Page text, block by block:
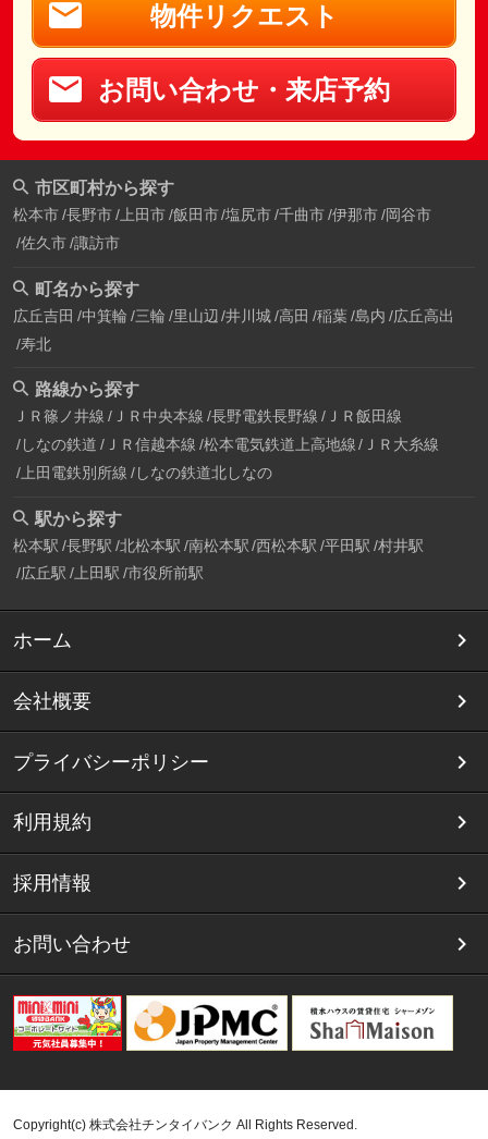
物件リクエスト
お問い合わせ・来店予約
市区町村から探す
松本市 長野市 上田市 飯田市 塩尻市 千曲市 伊那市 岡谷市
佐久市 諏訪市
町名から探す
広丘吉田 中箕輪 三輪 里山辺 井川城 高田 稲葉 島内 広丘高出
寿北
路線から探す
ＪＲ篠ノ井線 ＪＲ中央本線 長野電鉄長野線 ＪＲ飯田線
しなの鉄道 ＪＲ信越本線 松本電気鉄道上高地線
ＪＲ大糸線
上田電鉄別所線 しなの鉄道北しなの
駅から探す
松本駅 長野駅 北松本駅 南松本駅 西松本駅 平田駅 村井駅
広丘駅 上田駅 市役所前駅
ホーム
会社概要
プライバシーポリシー
利用規約
採用情報
お問い合わせ
Copyright(c) 株式会社チンタイバンク All Rights Reserved.